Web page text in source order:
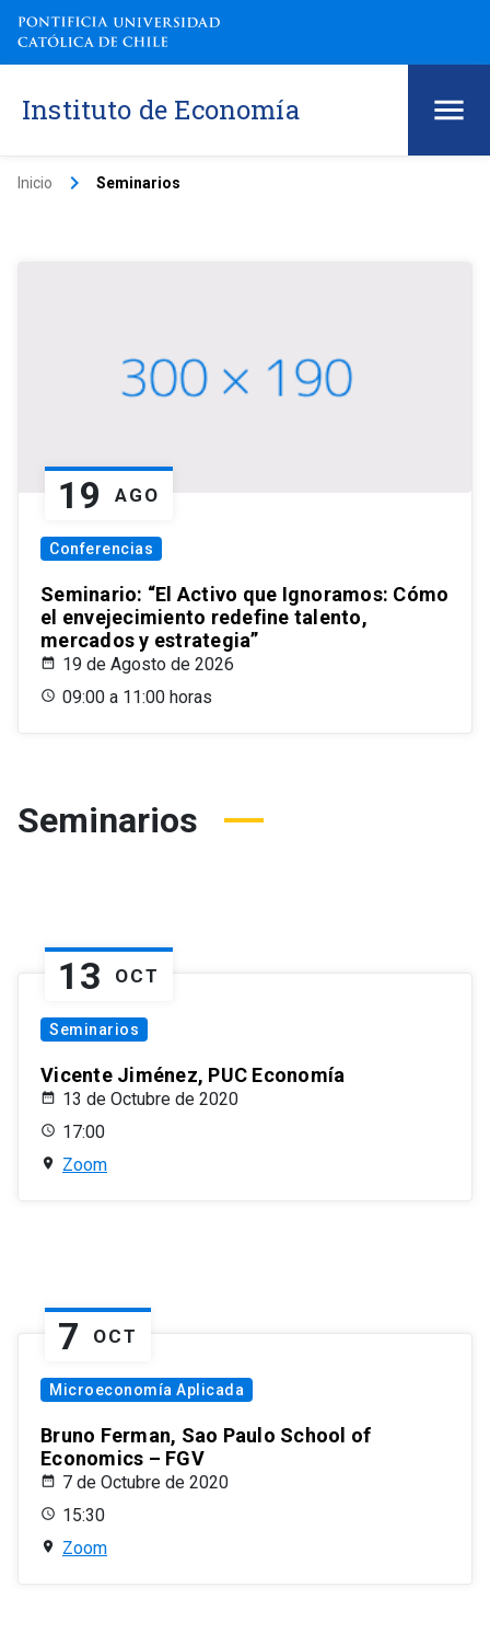
Instituto de Economía
Inicio keyboard_arrow_right Seminarios
19 AGO
Conferencias
Seminario: “El Activo que Ignoramos: Cómo
el envejecimiento redefine talento,
mercados y estrategia”
19 de Agosto de 2026
09:00 a 11:00 horas
Seminarios
13 OCT
Seminarios
Vicente Jiménez, PUC Economía
13 de Octubre de 2020
17:00
Zoom
7 OCT
Microeconomía Aplicada
Bruno Ferman, Sao Paulo School of
Economics – FGV
7 de Octubre de 2020
15:30
Zoom